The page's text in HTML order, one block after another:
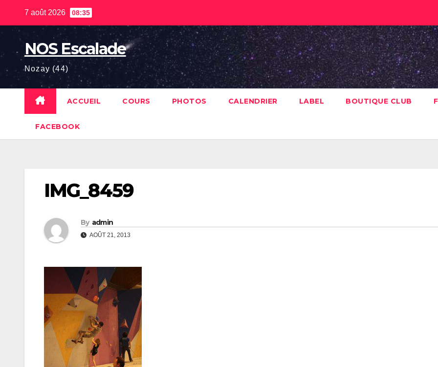
7 août 2026 08:35
NOS Escalade
Nozay (44)
ACCUEIL COURS PHOTOS CALENDRIER LABEL BOUTIQUE CLUB
FACEBOOK
IMG_8459
By admin
AOÛT 21, 2013